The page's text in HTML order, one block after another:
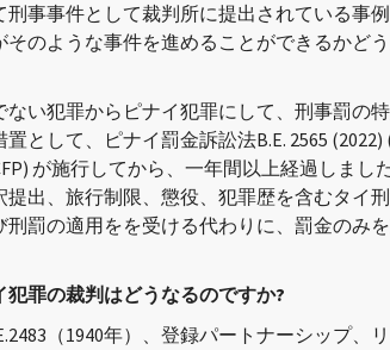
刑事事件として裁判所に提出されている事
のような事件を進めることができるかど
ない犯罪からピナイ犯罪にして、刑事罰の
として、ピナイ罰金訴訟法B.E. 2565 (2022)
が施行してから、一年間以上経過しま
提出、旅行制限、懲役、犯罪歴を含むタイ
罰の適用をを受ける代わりに、罰金のみ
罪の裁判はどうなるのですか?
（1940年）、登録パートナーシップ、